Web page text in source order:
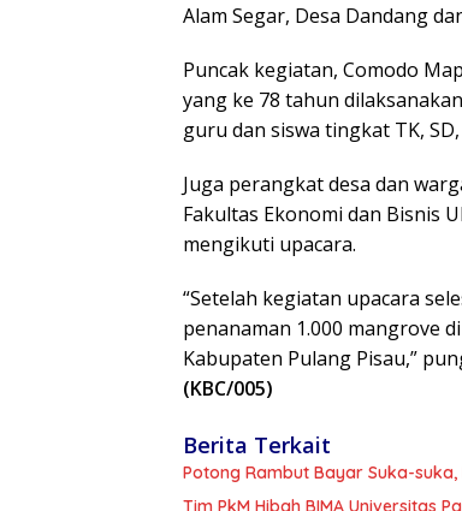
Alam Segar, Desa Dandang
Puncak kegiatan, Comodo
yang ke 78 tahun
guru dan siswa tingkat TK,
Juga perangkat desa dan
Fakultas Ekonomi dan Bisnis
mengikuti upacara.
“Setelah kegiatan upacara
penanaman 1.000 mangrove
Kabupaten Pulang Pisau,”
(KBC/005)
Berita Terkait
Potong Rambut Bayar Suka-suka,
Tim PkM Hibah BIMA Universitas